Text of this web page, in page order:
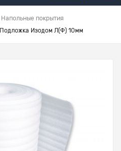
Напольные покрытия
Подложка Изодом Л(Ф) 10мм